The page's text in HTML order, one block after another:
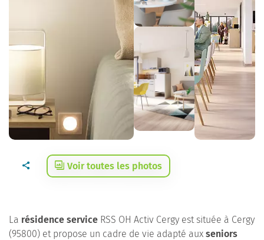
Voir toutes les photos
La résidence service RSS OH Activ Cergy est située à Cergy
(95800) et propose un cadre de vie adapté aux seniors